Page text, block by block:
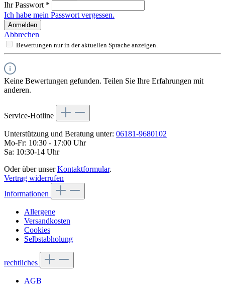
Ihr Passwort *
Ich habe mein Passwort vergessen.
Anmelden
Abbrechen
Bewertungen nur in der aktuellen Sprache anzeigen.
Keine Bewertungen gefunden. Teilen Sie Ihre Erfahrungen mit
anderen.
Service-Hotline
Unterstützung und Beratung unter: 06181-9680102
Mo-Fr: 10:30 - 17:00 Uhr
Sa: 10:30-14 Uhr
Oder über unserKontaktformular.
Vertrag widerrufen
Informationen
Allergene
Versandkosten
Cookies
Selbstabholung
rechtliches
AGB